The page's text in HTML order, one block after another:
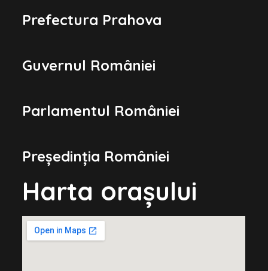
Prefectura Prahova
Guvernul României
Parlamentul României
Președinția României
Harta orașului